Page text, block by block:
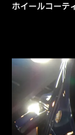
ホイールコーテ